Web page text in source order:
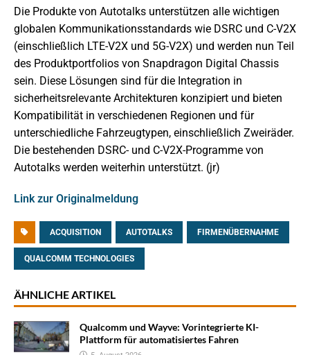
Die Produkte von Autotalks unterstützen alle wichtigen
globalen Kommunikationsstandards wie DSRC und C-V2X
(einschließlich LTE-V2X und 5G-V2X) und werden nun Teil
des Produktportfolios von Snapdragon Digital Chassis
sein. Diese Lösungen sind für die Integration in
sicherheitsrelevante Architekturen konzipiert und bieten
Kompatibilität in verschiedenen Regionen und für
unterschiedliche Fahrzeugtypen, einschließlich Zweiräder.
Die bestehenden DSRC- und C-V2X-Programme von
Autotalks werden weiterhin unterstützt. (jr)
Link zur Originalmeldung
ACQUISITION AUTOTALKS FIRMENÜBERNAHME
QUALCOMM TECHNOLOGIES
ÄHNLICHE ARTIKEL
Qualcomm und Wayve: Vorintegrierte KI-
Plattform für automatisiertes Fahren